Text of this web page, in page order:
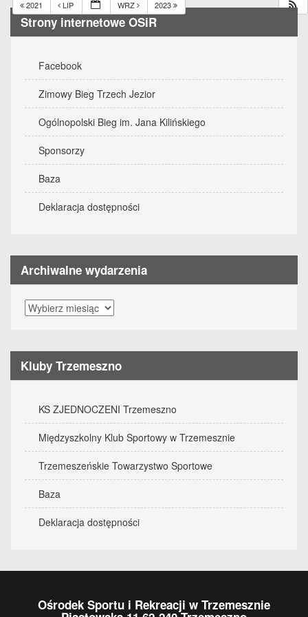
2021 LIP WRZ 2023
Strony internetowe OSiR
Facebook
Zimowy Bieg Trzech Jezior
Ogólnopolski Bieg im. Jana Kilińskiego
Sponsorzy
Baza
Deklaracja dostępności
Archiwalne wydarzenia
Archiwalne
wydarzenia
Kluby Trzemeszno
KS ZJEDNOCZENI Trzemeszno
Międzyszkolny Klub Sportowy w Trzemesznie
Trzemeszeńskie Towarzystwo Sportowe
Baza
Deklaracja dostępności
Ośrodek Sportu i Rekreacji w Trzemesznie